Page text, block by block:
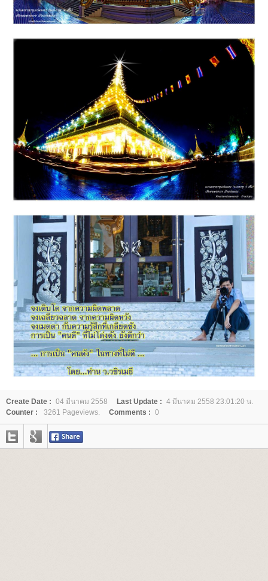
Create Date : 04 มีนาคม 2558 Last Update : 4 มีนาคม 2558 23:01:20 น.
Counter :
3261 Pageviews. Comments : 0